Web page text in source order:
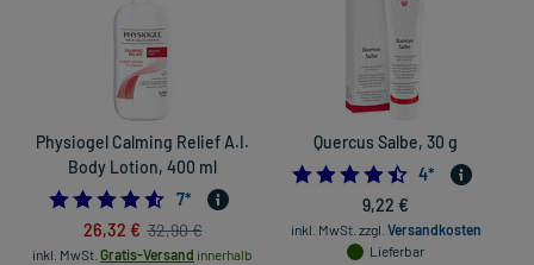
Physiogel Calming Relief A.I.
Body Lotion, 400 ml
4.571428571428571
7*
26,32 € 32,90 €
inkl. MwSt. Gratis-Versand innerhalb
Quercus Salbe, 30 g
4.5
4*
9,22 €
inkl. MwSt. zzgl. Versandkosten
Lieferbar